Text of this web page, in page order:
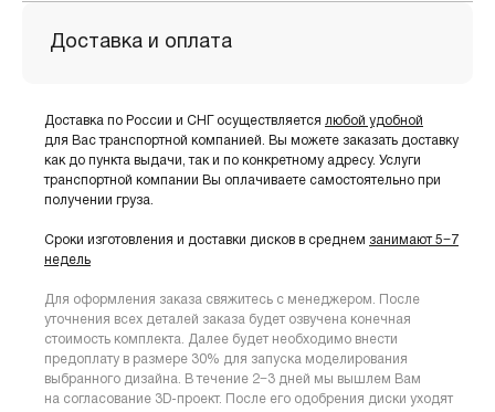
Доставка и оплата
Доставка по России и СНГ осуществляется любой удобной
для Вас транспортной компанией. Вы можете заказать доставку
как до пункта выдачи, так и по конкретному адресу. Услуги
транспортной компании Вы оплачиваете самостоятельно при
получении груза.
Сроки изготовления и доставки дисков в среднем занимают 5−7
недель
Для оформления заказа свяжитесь с менеджером. После
уточнения всех деталей заказа будет озвучена конечная
стоимость комплекта. Далее будет необходимо внести
предоплату в размере 30% для запуска моделирования
выбранного дизайна. В течение 2−3 дней мы вышлем Вам
на согласование 3D-проект. После его одобрения диски уходят